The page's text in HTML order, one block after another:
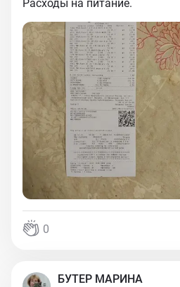
Расходы на питание.
0
БУТЕР МАРИНА